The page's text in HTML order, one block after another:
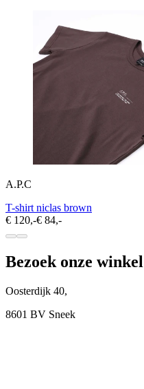
A.P.C
T-shirt niclas brown
€ 120,-€ 84,-
Bezoek onze winkel
Oosterdijk 40,
8601 BV Sneek